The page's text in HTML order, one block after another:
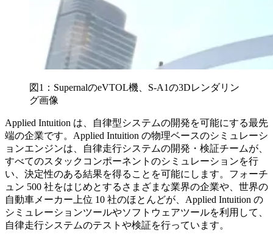
図1：SupernalのeVTOL機、S-A1の3Dレンダリン
グ画像
Applied Intuition は、自律型システムの開発を可能にする最先
端の企業です。Applied Intuition の物理ベースのシミュレーシ
ョンエンジンは、自律走行システムの開発・検証チームが、
すべてのスタックコンポーネントのシミュレーションを行
い、決定性のある結果を得ることを可能にします。フォーチ
ュン 500 社をはじめとするさまざまな業界の企業や、世界の
自動車メーカー上位 10 社のほとんどが、Applied Intuition の
シミュレーションツールやソフトウェアツールを利用して、
自律走行システムのテストや検証を行っています。